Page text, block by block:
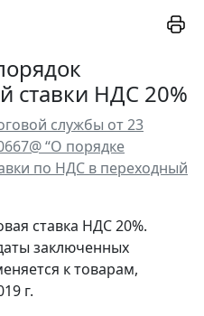
ставки НДС 20%
службы от 23
“О порядке
по НДС в переходный
ставка НДС 20%.
заключенных
к товарам,
г.